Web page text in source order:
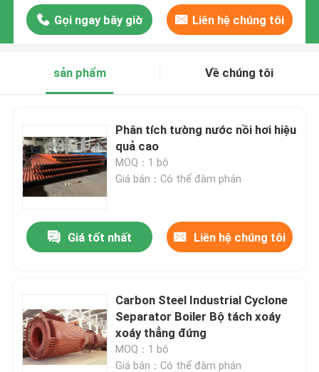
Gọi ngay bây giờ Liên hệ chúng tôi
sản phẩm Về chúng tôi
Phân tích tường nước nồi hơi hiệu
quả cao
MOQ：1 bộ
Giá bán：Có thể đàm phán
Giá tốt nhất Liên hệ chúng tôi
Carbon Steel Industrial Cyclone
Separator Boiler Bộ tách xoáy
xoáy thẳng đứng
MOQ：1 bộ
Giá bán：Có thể đàm phán